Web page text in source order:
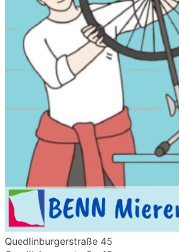
Quedlinburgerstraße 45